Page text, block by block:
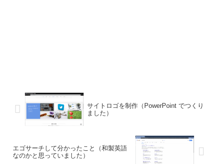
サイトロゴを制作（PowerPoint でつくり
ました）
エゴサーチして分かったこと（和製英語
なのかと思っていました）